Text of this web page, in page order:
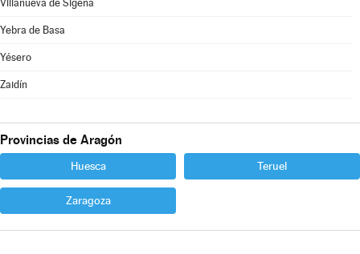
Villanueva de Sigena
Yebra de Basa
Yésero
Zaidín
Provincias de Aragón
Huesca Teruel
Zaragoza